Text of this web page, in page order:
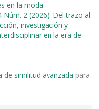
en la moda
Núm. 2 (2026): Del trazo al
investigación y
en la era de
de similitud avanzada para